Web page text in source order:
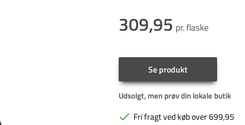
309,95 pr. flaske
Se produkt
Udsolgt, men prøv din lokale butik
Fri fragt ved køb over 699,95